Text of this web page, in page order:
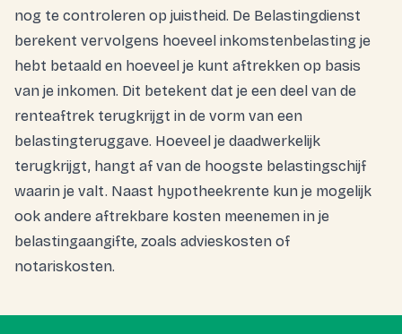
nog te controleren op juistheid. De Belastingdienst
berekent vervolgens hoeveel inkomstenbelasting je
hebt betaald en hoeveel je kunt aftrekken op basis
van je inkomen. Dit betekent dat je een deel van de
renteaftrek terugkrijgt in de vorm van een
belastingteruggave. Hoeveel je daadwerkelijk
terugkrijgt, hangt af van de hoogste belastingschijf
waarin je valt. Naast hypotheekrente kun je mogelijk
ook andere aftrekbare kosten meenemen in je
belastingaangifte, zoals advieskosten of
notariskosten.